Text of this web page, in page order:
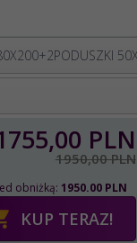
00 PLN
1950,00 PLN
obniżką: 1950.00 PLN
KUP TERAZ!